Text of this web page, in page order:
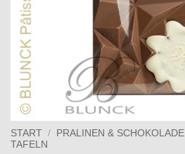
START / PRALINEN & SCHOKOLADE
TAFELN